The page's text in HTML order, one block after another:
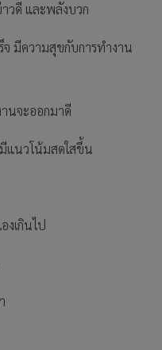
วดี และพลังบวก
จ มีความสุขกับการทำงาน
นจะออกมาดี
แนวโน้มสดใสขึ้น
งเกินไป